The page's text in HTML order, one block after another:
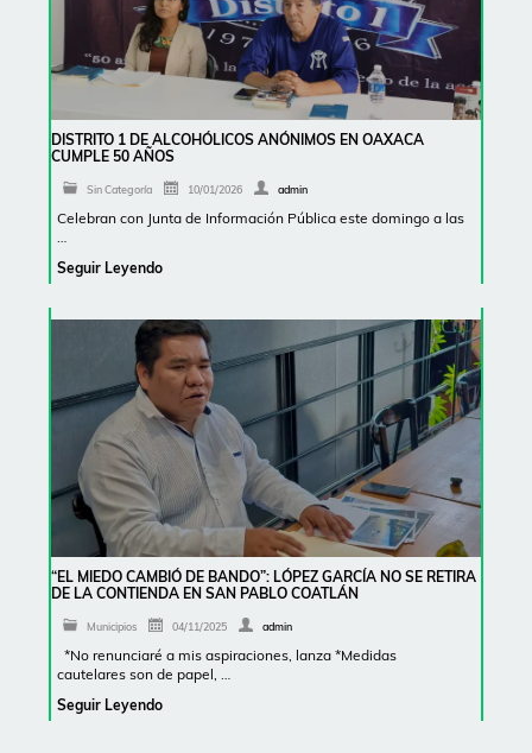
DISTRITO 1 DE ALCOHÓLICOS ANÓNIMOS EN OAXACA
CUMPLE 50 AÑOS
Sin Categoría 10/01/2026 admin
Celebran con Junta de Información Pública este domingo a las
Seguir Leyendo
“EL MIEDO CAMBIÓ DE BANDO”: LÓPEZ GARCÍA NO SE RETIRA
DE LA CONTIENDA EN SAN PABLO COATLÁN
Municipios 04/11/2025 admin
*No renunciaré a mis aspiraciones, lanza *Medidas
cautelares son de papel, …
Seguir Leyendo